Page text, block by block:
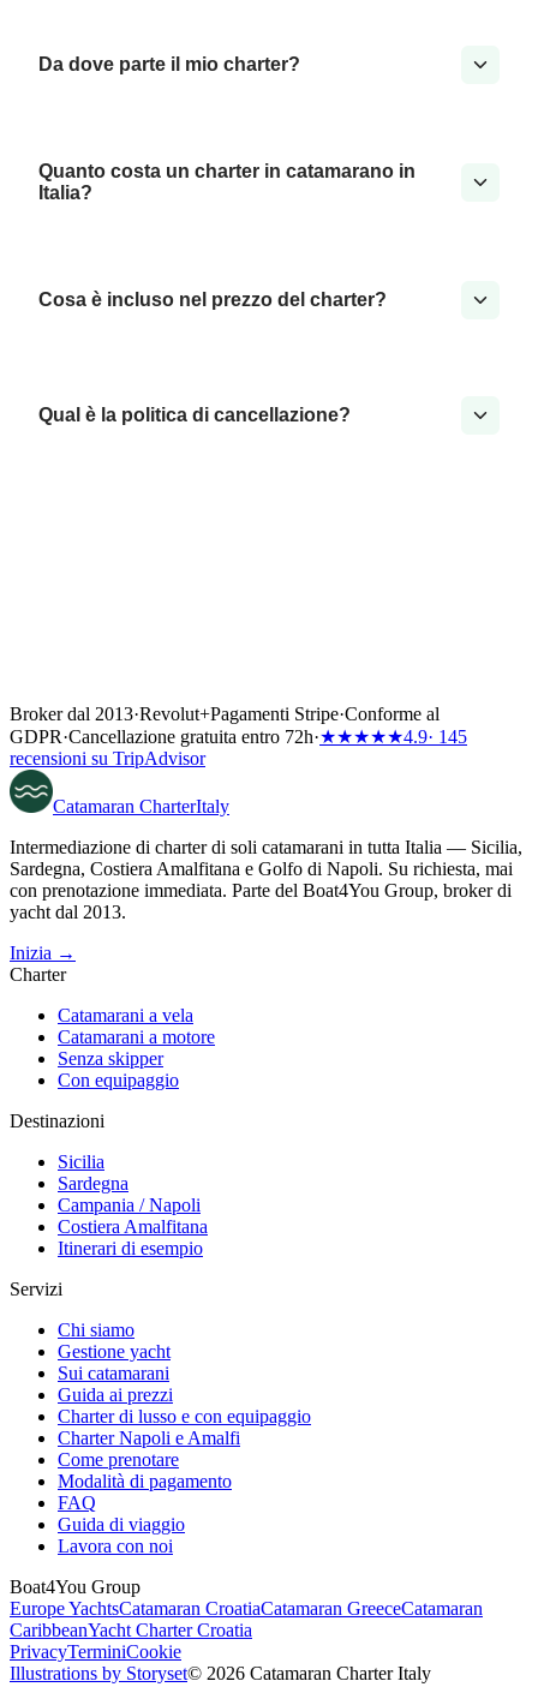
Da dove parte il mio charter?
Quanto costa un charter in catamarano in
Italia?
Cosa è incluso nel prezzo del charter?
Qual è la politica di cancellazione?
Broker dal 2013·Revolut+Pagamenti Stripe·Conforme al
GDPR·Cancellazione gratuita entro 72h·★★★★★4.9· 145
recensioni su TripAdvisor
Catamaran CharterItaly
Intermediazione di charter di soli catamarani in tutta Italia — Sicilia,
Sardegna, Costiera Amalfitana e Golfo di Napoli. Su richiesta, mai
con prenotazione immediata. Parte del Boat4You Group, broker di
yacht dal 2013.
Inizia →
Charter
Catamarani a vela
Catamarani a motore
Senza skipper
Con equipaggio
Destinazioni
Sicilia
Sardegna
Campania / Napoli
Costiera Amalfitana
Itinerari di esempio
Servizi
Chi siamo
Gestione yacht
Sui catamarani
Guida ai prezzi
Charter di lusso e con equipaggio
Charter Napoli e Amalfi
Come prenotare
Modalità di pagamento
FAQ
Guida di viaggio
Lavora con noi
Boat4You Group
Europe YachtsCatamaran CroatiaCatamaran GreeceCatamaran
CaribbeanYacht Charter Croatia
PrivacyTerminiCookie
Illustrations by Storyset© 2026 Catamaran Charter Italy